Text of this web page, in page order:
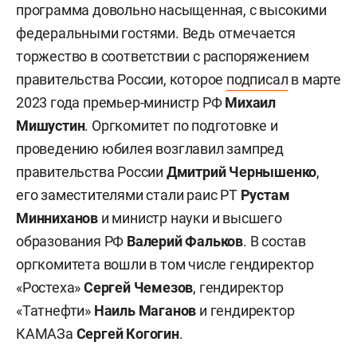
программа довольно насыщенная, с высокими
федеральными гостями. Ведь отмечается
торжество в соответствии с распоряжением
правительства России, которое подписал в марте
2023 года премьер-министр РФМихаил
Мишустин. Оргкомитет по подготовке и
проведению юбилея возглавил зампред
правительства России Дмитрий Чернышенко,
его заместителями стали раис РТ Рустам
Минниханов и министр науки и высшего
образования РФ Валерий Фальков. В состав
оргкомитета вошли в том числе гендиректор
«Ростеха»Сергей Чемезов, гендиректор
«Татнефти» Наиль Маганов и гендиректор
КАМАЗа Сергей Когогин.